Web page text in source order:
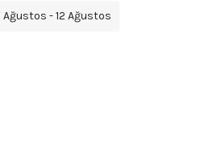
- 12 Ağustos